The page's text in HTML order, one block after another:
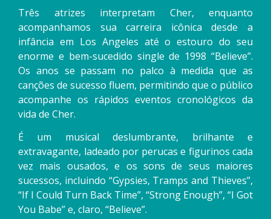
Três atrizes interpretam Cher, enquanto
acompanhamos sua carreira icônica desde a
infância em Los Angeles até o estouro do seu
enorme e bem-sucedido single de 1998 “Believe”.
Os anos se passam no palco à medida que as
canções de sucesso fluem, permitindo que o público
acompanhe os rápidos eventos cronológicos da
vida de Cher.
É um musical deslumbrante, brilhante e
extravagante, ladeado por perucas e figurinos cada
vez mais ousados, e os sons de seus maiores
sucessos, incluindo “Gypsies, Tramps and Thieves”,
“If I Could Turn Back Time”, “Strong Enough”, “I Got
You Babe” e, claro, “Believe”.